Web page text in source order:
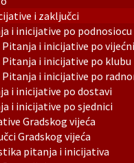
i zaključci
i inicijative po podnosiocu
Pitanja i inicijative po
Pitanja i inicijative po klubu
Pitanja i inicijative po
i inicijative po dostavi
i inicijative po sjednici
Gradskog vijeća
Gradskog vijeća
pitanja i inicijativa